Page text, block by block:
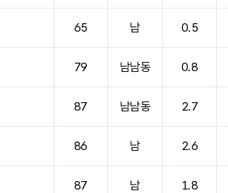
65 남 0.5
79 남남동 0.8
87 남남동 2.7
86 남 2.6
87 남 1.8